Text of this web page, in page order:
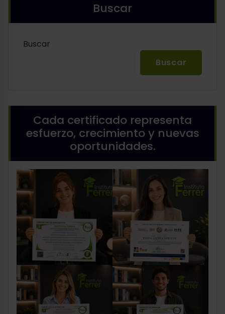
Buscar
Buscar
Buscar
Cada certificado representa
esfuerzo, crecimiento y nuevas
oportunidades.